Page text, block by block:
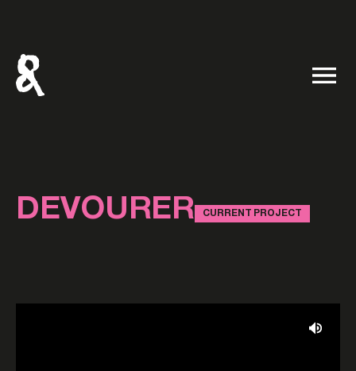
DEVOURER CURRENT PROJECT